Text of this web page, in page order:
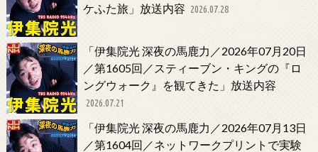
ケふた旅」放送内容 2026.07.28
「伊集院光 深夜の馬鹿力／2026年07月20日
／第1605回／スティーブン・キングの『ロ
ングウォーク』を観てきた」放送内容
2026.07.21
「伊集院光 深夜の馬鹿力／2026年07月13日
／第1604回／ネットワークプリントで実験